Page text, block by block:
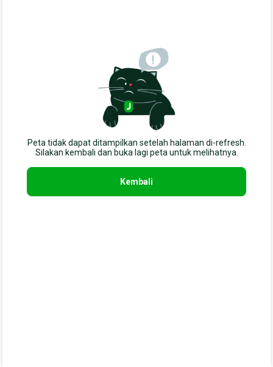
Peta tidak dapat ditampilkan setelah halaman di-refresh.
Silakan kembali dan buka lagi peta untuk melihatnya.
Kembali